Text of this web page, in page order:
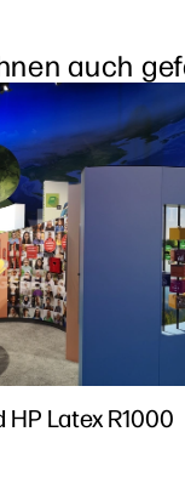
auch
HP Latex R1000